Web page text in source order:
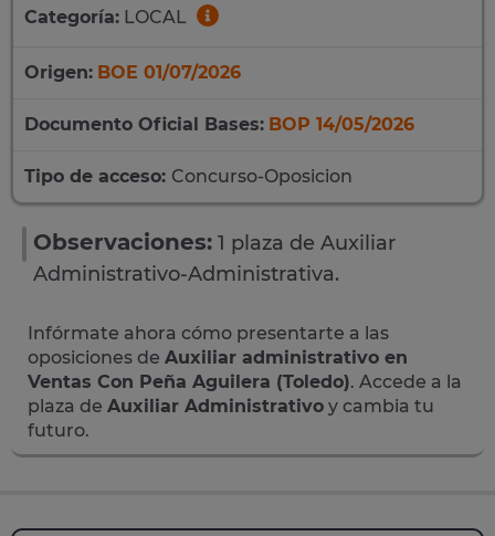
Categoría: LOCAL
Origen: BOE 01/07/2026
Documento Oficial Bases: BOP 14/05/2026
Tipo de acceso: Concurso-Oposicion
Observaciones: 1 plaza de Auxiliar
Administrativo-Administrativa.
Infórmate ahora cómo presentarte a las
oposiciones de Auxiliar administrativo en
Ventas Con Peña Aguilera (Toledo). Accede a la
plaza de Auxiliar Administrativo y cambia tu
futuro.